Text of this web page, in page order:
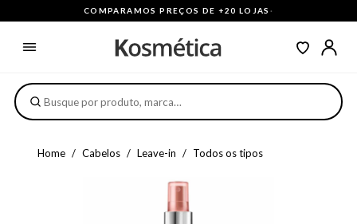
COMPARAMOS PREÇOS DE +20 LOJAS ·
Home Cabelos Leave-in Todos os tipos